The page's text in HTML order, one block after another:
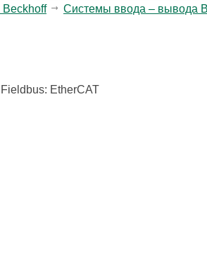
Beckhoff Системы ввода – вывода
Fieldbus: EtherCAT